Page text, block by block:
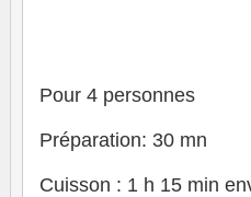
Pour 4 personnes
Préparation: 30 mn
Cuisson : 1 h 15 min